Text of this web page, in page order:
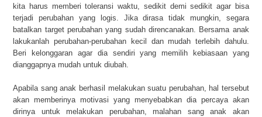
kita harus memberi toleransi waktu, sedikit demi sedikit agar bisa
terjadi perubahan yang logis. Jika dirasa tidak mungkin, segara
batalkan target perubahan yang sudah direncanakan. Bersama anak
lakukanlah perubahan-perubahan kecil dan mudah terlebih dahulu.
Beri kelonggaran agar dia sendiri yang memilih kebiasaan yang
dianggapnya mudah untuk diubah.
Apabila sang anak berhasil melakukan suatu perubahan, hal tersebut
akan memberinya motivasi yang menyebabkan dia percaya akan
dirinya untuk melakukan perubahan, malahan sang anak akan